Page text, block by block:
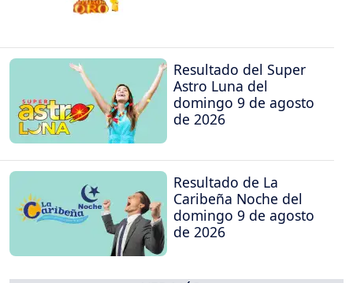
Resultado del Super
Astro Luna del
domingo 9 de agosto
de 2026
Resultado de La
Caribeña Noche del
domingo 9 de agosto
de 2026